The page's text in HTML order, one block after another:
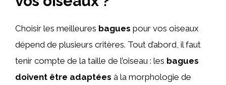
Choisir les meilleures bagues pour vos oiseaux
dépend de plusieurs critères. Tout d’abord, il faut
tenir compte de la taille de l’oiseau : les bagues
doivent être adaptées à la morphologie de